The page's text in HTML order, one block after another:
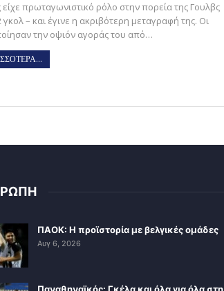
πρωταγωνιστικό ρόλο στην πορεία της Γουλβς
γκολ – και έγινε η ακριβότερη μεταγραφή της. Οι
την οψιόν αγοράς του από…
ΠΑΟΚ: Η προϊστορία με βελγικές ομάδες
Αυγ 6, 2026
Παναθηναϊκός: Γκέλα και όλα για όλα στη